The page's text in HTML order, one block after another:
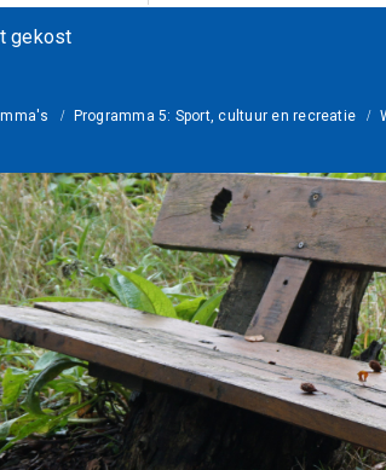
gekost
Programma 5: Sport, cultuur en recreatie